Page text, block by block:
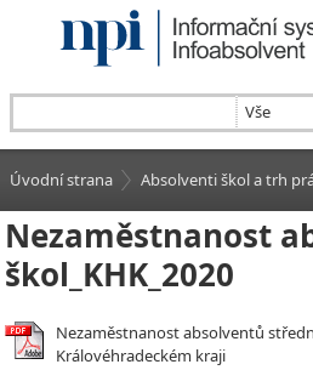
Úvodní strana Absolventi škol a trh
Nezaměstnanost
škol_KHK_2020
Nezaměstnanost absolventů
Královéhradeckém kraji